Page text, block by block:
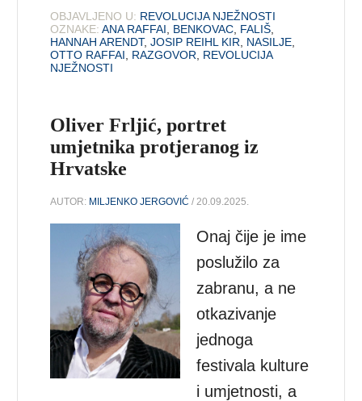
OBJAVLJENO U: REVOLUCIJA NJEŽNOSTI
OZNAKE: ANA RAFFAI BENKOVAC FALIŠ
HANNAH ARENDT,JOSIP REIHL KIR NASILJE
OTTO RAFFAI
RAZGOVOR
REVOLUCIJA
NJEŽNOSTI
Oliver Frljić, portret
umjetnika protjeranog iz
Hrvatske
AUTOR: MILJENKO JERGOVIĆ / 20.09.2025.
Onaj čije je ime
poslužilo za
zabranu, a ne
otkazivanje
jednoga
festivala kulture
i umjetnosti, a